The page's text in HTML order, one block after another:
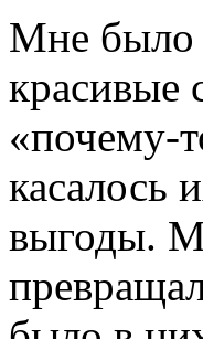
Мне было
красивые
«почему-
касалось
выгоды.